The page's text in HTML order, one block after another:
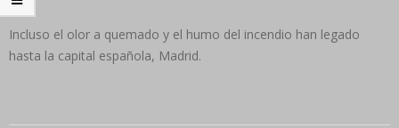
Incluso el olor a quemado y el humo del incendio han legado
hasta la capital española, Madrid.